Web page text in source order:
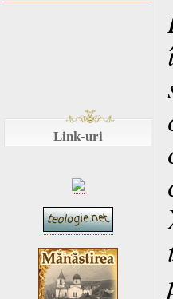
Link-uri